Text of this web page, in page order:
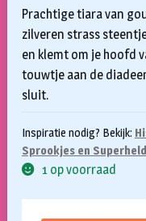
Prachtige tiara van
zilveren strass
en klemt om je hoofd
touwtje aan de
sluit.
Inspiratie nodig? Bekijk:
Sprookjes en
1 op voorraad